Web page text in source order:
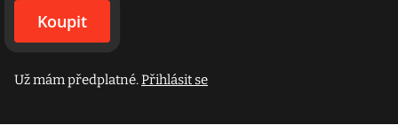
Koupit
Už mám předplatné.Přihlásit se